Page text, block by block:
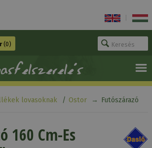
(0)
lovasoknak Ostor Futószárazó
160 Cm-Es